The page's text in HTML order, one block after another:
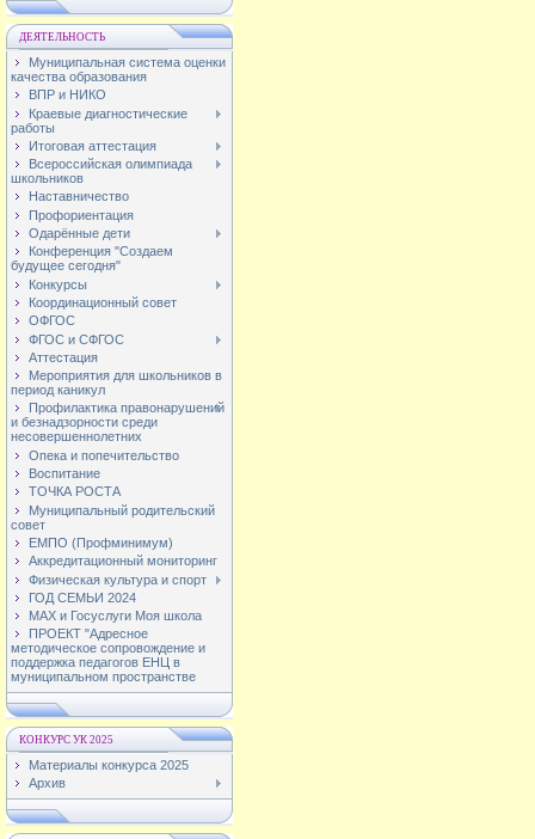
ДЕЯТЕЛЬНОСТЬ
Муниципальная система оценки
качества образования
ВПР и НИКО
Краевые диагностические
работы
Итоговая аттестация
Всероссийская олимпиада
школьников
Наставничество
Профориентация
Одарённые дети
Конференция "Создаем
будущее сегодня"
Конкурсы
Координационный совет
ОФГОС
ФГОС и СФГОС
Аттестация
Мероприятия для школьников в
период каникул
Профилактика правонарушений
и безнадзорности среди
несовершеннолетних
Опека и попечительство
Воспитание
ТОЧКА РОСТА
Муниципальный родительский
совет
ЕМПО (Профминимум)
Аккредитационный мониторинг
Физическая культура и спорт
ГОД СЕМЬИ 2024
МАХ и Госуслуги Моя школа
ПРОЕКТ "Адресное
методическое сопровождение и
поддержка педагогов ЕНЦ в
муниципальном пространстве
КОНКУРС УК 2025
Материалы конкурса 2025
Архив